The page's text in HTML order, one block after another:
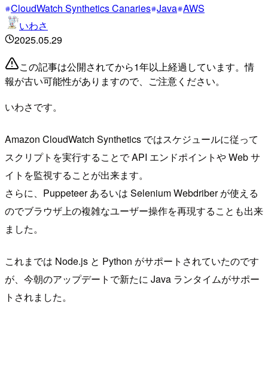
CloudWatch Synthetics Canaries Java AWS
いわさ
2025.05.29
この記事は公開されてから1年以上経過しています。情
報が古い可能性がありますので、ご注意ください。
いわさです。
Amazon CloudWatch Synthetics ではスケジュールに従って
スクリプトを実行することで API エンドポイントや Web サ
イトを監視することが出来ます。
さらに、Puppeteer あるいは Selenium Webdriber が使える
のでブラウザ上の複雑なユーザー操作を再現することも出来
ました。
これまでは Node.js と Python がサポートされていたのです
が、今朝のアップデートで新たに Java ランタイムがサポー
トされました。